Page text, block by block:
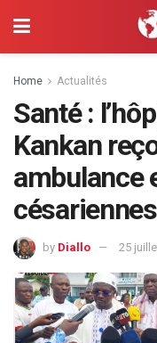
Home Actualités
Santé :
Kankan
ambulance
by Diallo 25